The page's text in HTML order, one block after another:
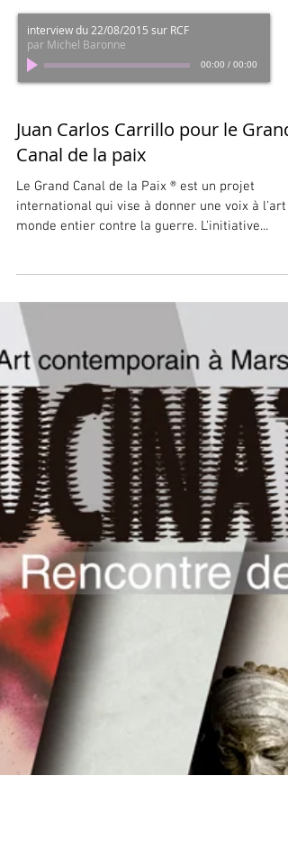
interview du 22/08/2015 sur RCF
par Michel Baronne
00:00 / 00:00
Juan Carlos Carrillo pour le Grand
Canal de la paix
Le Grand Canal de la Paix ® est un projet
international qui vise à donner une voix à l'art
monde entier contre la guerre. L'initiative...